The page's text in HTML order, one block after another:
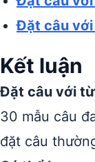
Đặt câu
Kết luận
Đặt câu với
30 mẫu câu
đặt câu